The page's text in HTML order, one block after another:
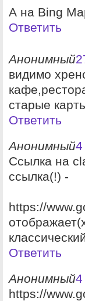
А на Bing
Ответить
Анонимный
видимо
старые
Ответить
Анонимный4
Cсылка на
ссылка(!) -
https://
Ответить
Анонимный4
https://